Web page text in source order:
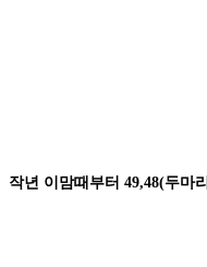
작년 이맘때 부터 49,48(두마리